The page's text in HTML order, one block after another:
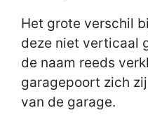
Het grote verschil
deze niet verticaal
de naam reeds
garagepoort zich
van de garage.